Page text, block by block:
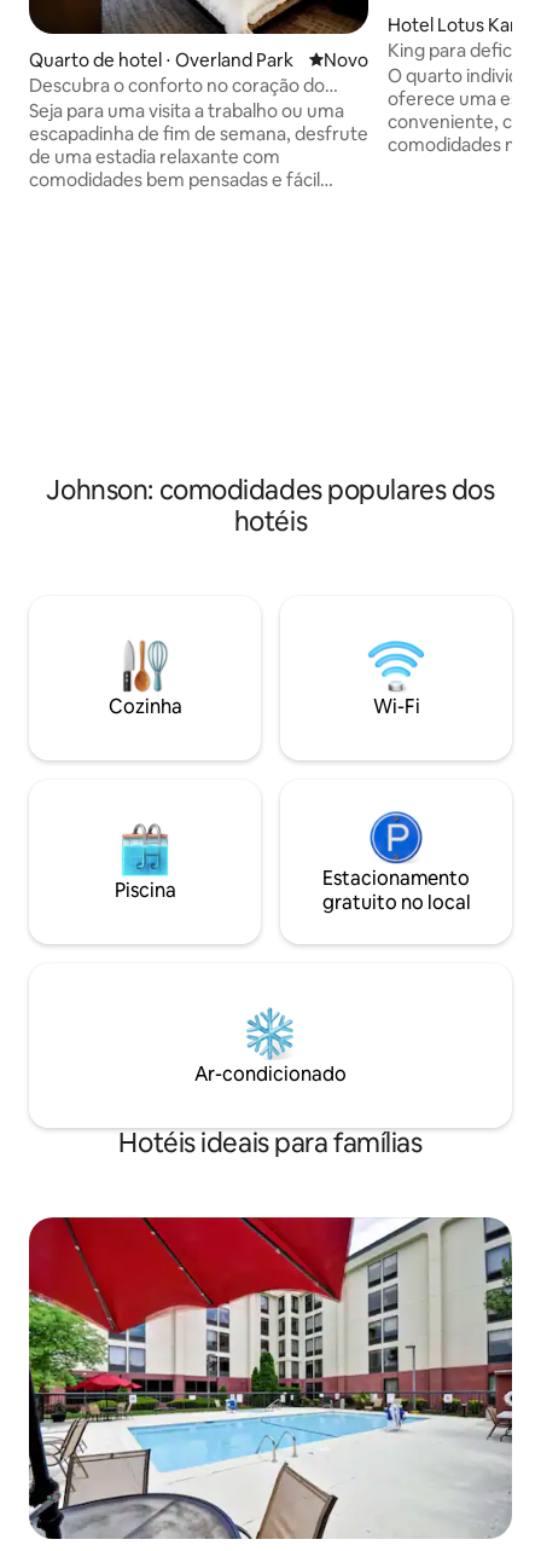
Quarto de hotel ⋅ Overland Park Novo lugar para ficar
Novo
Descubra o conforto no coração do
Condado de Johnson
Seja para uma visita a trabalho ou uma
escapadinha de fim de semana, desfrute
de uma estadia relaxante com
comodidades bem pensadas e fácil
Hotel Lotus
iam
King para
O quarto
oferece uma
conveniente,
comodidades
Johnson: comodidades populares dos
hotéis
Cozinha Wi-Fi
Piscina
Estacionamento
gratuito no local
Ar-condicionado
Hotéis ideais para famílias